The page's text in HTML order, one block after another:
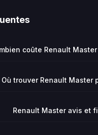
coûte Renault
Où trouver Renault Master
Renault Master avis et